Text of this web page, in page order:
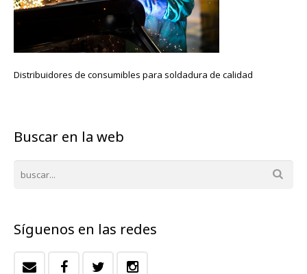
Distribuidores de consumibles para soldadura de calidad
Buscar en la web
Síguenos en las redes